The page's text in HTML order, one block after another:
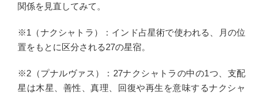
関係を見直してみて。
※1（ナクシャトラ）：インド占星術で使われる、月の位
置をもとに区分される27の星宿。
※2（プナルヴァス）：27ナクシャトラの中の1つ、支配
星は木星、善性、真理、回復や再生を意味するナクシャ